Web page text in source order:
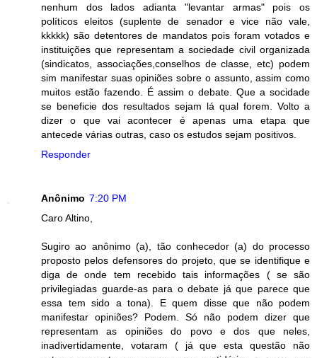
nenhum dos lados adianta "levantar armas" pois os
políticos eleitos (suplente de senador e vice não vale,
kkkkk) são detentores de mandatos pois foram votados e
instituições que representam a sociedade civil organizada
(sindicatos, associações,conselhos de classe, etc) podem
sim manifestar suas opiniões sobre o assunto, assim como
muitos estão fazendo. É assim o debate. Que a socidade
se beneficie dos resultados sejam lá qual forem. Volto a
dizer o que vai acontecer é apenas uma etapa que
antecede várias outras, caso os estudos sejam positivos.
Responder
Anônimo 7:20 PM
Caro Altino,
Sugiro ao anônimo (a), tão conhecedor (a) do processo
proposto pelos defensores do projeto, que se identifique e
diga de onde tem recebido tais informações ( se são
privilegiadas guarde-as para o debate já que parece que
essa tem sido a tona). E quem disse que não podem
manifestar opiniões? Podem. Só não podem dizer que
representam as opiniões do povo e dos que neles,
inadivertidamente, votaram ( já que esta questão não